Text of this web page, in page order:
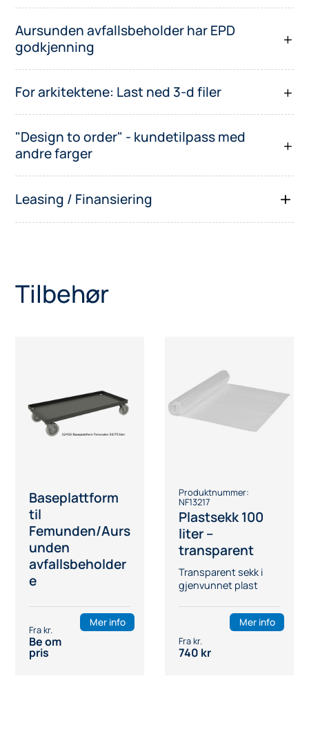
Aursunden avfallsbeholder har EPD
godkjenning
For arkitektene: Last ned 3-d filer
"Design to order" - kundetilpass med
andre farger
Leasing / Finansiering
Tilbehør
Baseplattform
til
Femunden/Aurs
unden
avfallsbeholder
e
Be om
pris
Mer info
Produktnummer:
NF13217
Plastsekk 100
liter –
transparent
Transparent sekk i
gjenvunnet plast
740 kr
Mer info